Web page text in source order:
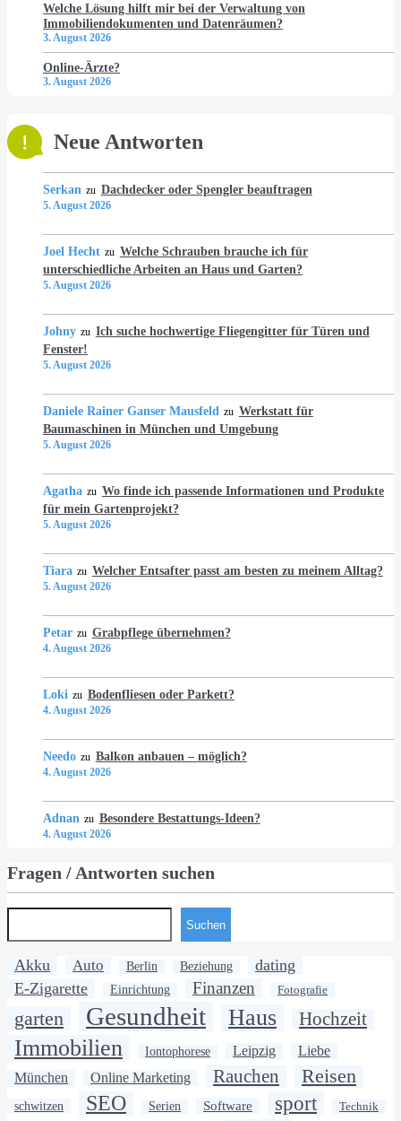
Welche Lösung hilft mir bei der Verwaltung von
Immobiliendokumenten und Datenräumen?
3. August 2026
Online-Ärzte?
3. August 2026
Neue Antworten
Serkan zu Dachdecker oder Spengler beauftragen
5. August 2026
Joel Hecht zu Welche Schrauben brauche ich für
unterschiedliche Arbeiten an Haus und Garten?
5. August 2026
Johny zu Ich suche hochwertige Fliegengitter für Türen und
Fenster!
5. August 2026
Daniele Rainer Ganser Mausfeld zu Werkstatt für
Baumaschinen in München und Umgebung
5. August 2026
Agatha zu Wo finde ich passende Informationen und Produkte
für mein Gartenprojekt?
5. August 2026
Tiara zu Welcher Entsafter passt am besten zu meinem Alltag?
5. August 2026
Petar zu Grabpflege übernehmen?
4. August 2026
Loki zu Bodenfliesen oder Parkett?
4. August 2026
Needo zu Balkon anbauen – möglich?
4. August 2026
Adnan zu Besondere Bestattungs-Ideen?
4. August 2026
Fragen / Antworten suchen
Suchen
Akku Auto Berlin Beziehung
dating
E-Zigarette
Einrichtung Finanzen Fotografie
garten Gesundheit Haus Hochzeit
Immobilien Iontophorese Leipzig Liebe
München Online Marketing Rauchen Reisen
schwitzen SEO Serien Software sport Technik